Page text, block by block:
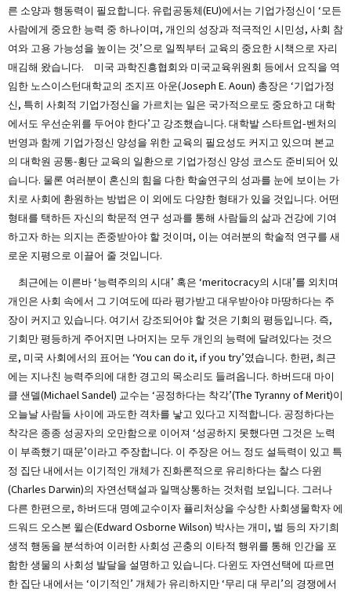
른 소양과 행동력이 필요합니다. 유럽공동체(EU)에서는 기업가정신이 ‘모든
사람에게 중요한 능력 중 하나이며, 개인의 성장과 적극적인 시민성, 사회 참
여와 고용 가능성을 높이는 것’으로 일찍부터 교육의 중요한 시책으로 자리
매김해 왔습니다. 미국 과학진흥협회와 미국교육위원회 등에서 요직을 역
임한 노스이스턴대학교의 조지프 아운(Joseph E. Aoun) 총장은 ‘기업가정
신, 특히 사회적 기업가정신을 가르치는 일은 국가적으로도 중요하고 대학
에서도 우선순위를 두어야 한다’고 강조했습니다. 대학발 스타트업-벤처의
번영과 함께 기업가정신 양성을 위한 교육의 필요성도 커지고 있으며 본교
의 대학원 공통-횡단 교육의 일환으로 기업가정신 양성 코스도 준비되어 있
습니다. 물론 여러분이 혼신의 힘을 다한 학술연구의 성과를 눈에 보이는 가
치로 사회에 환원하는 방법은 이 외에도 다양한 형태가 있을 것입니다. 어떤
형태를 택하든 자신의 학문적 연구 성과를 통해 사람들의 삶과 건강에 기여
하고자 하는 의지는 존중받아야 할 것이며, 이는 여러분의 학술적 연구를 새
로운 지평으로 이끌어 줄 것입니다.
최근에는 이른바 ‘능력주의의 시대’ 혹은 ‘meritocracy의 시대’를 외치며
개인은 사회 속에서 그 기여도에 따라 평가받고 대우받아야 마땅하다는 주
장이 커지고 있습니다. 여기서 강조되어야 할 것은 기회의 평등입니다. 즉,
기회만 평등하게 주어지면 나머지는 모두 개인의 능력에 달려있다는 것으
로, 미국 사회에서의 표어는 ‘You can do it, if you try’였습니다. 한편, 최근
에는 지나친 능력주의에 대한 경고의 목소리도 들려옵니다. 하버드대 마이
클 샌델(Michael Sandel) 교수는 ‘공정하다는 착각’(The Tyranny of Merit)이
오늘날 사람들 사이에 과도한 격차를 낳고 있다고 지적합니다. 공정하다는
착각은 종종 성공자의 오만함으로 이어져 ‘성공하지 못했다면 그것은 노력
이 부족했기 때문’이라고 주장합니다. 이 주장은 어느 정도 설득력이 있고 특
정 집단 내에서는 이기적인 개체가 진화론적으로 유리하다는 찰스 다윈
(Charles Darwin)의 자연선택설과 일맥상통하는 것처럼 보입니다. 그러나
다른 한편으로, 하버드대 명예교수이자 퓰리처상을 수상한 사회생물학자 에
드워드 오스본 윌슨(Edward Osborne Wilson) 박사는 개미, 벌 등의 자기희
생적 행동을 분석하여 이러한 사회성 곤충의 이타적 행위를 통해 인간을 포
함한 생물의 사회성 발달을 설명하고 있습니다. 다윈도 자연선택에 따르면
한 집단 내에서는 ‘이기적인’ 개체가 유리하지만 ‘무리 대 무리’의 경쟁에서